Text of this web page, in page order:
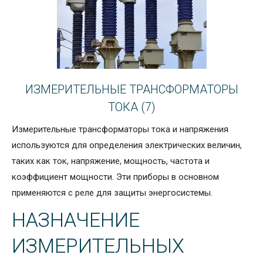
ИЗМЕРИТЕЛЬНЫЕ ТРАНСФОРМАТОРЫ
ТОКА (7)
Измерительные трансформаторы тока и напряжения
используются для определения электрических величин,
таких как ток, напряжение, мощность, частота и
коэффициент мощности. Эти приборы в основном
применяются с реле для защиты энергосистемы.
НАЗНАЧЕНИЕ
ИЗМЕРИТЕЛЬНЫХ